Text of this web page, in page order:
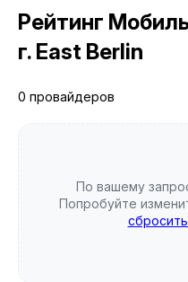
Рейтинг
г. East Berlin
0 провайдеров
По вашему
Попробуйте